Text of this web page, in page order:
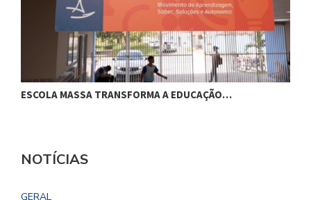
ESCOLA MASSA TRANSFORMA A EDUCAÇÃO…
NOTÍCIAS
GERAL